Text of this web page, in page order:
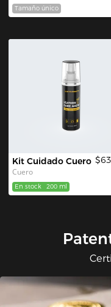
Tamaño único
Kit Cuidado Cuero
Cuero
En stock 200 ml